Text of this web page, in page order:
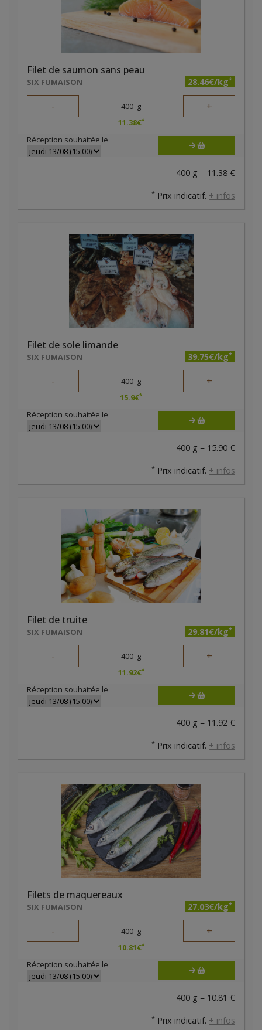
Filet de saumon sans peau
SIX FUMAISON 28.46€/kg*
- 400 g +
11.38€*
Réception souhaitée le
400 g = 11.38 €
* Prix indicatif. + infos
Filet de sole limande
SIX FUMAISON 39.75€/kg*
- 400 g +
15.9€*
Réception souhaitée le
400 g = 15.90 €
* Prix indicatif. + infos
Filet de truite
SIX FUMAISON 29.81€/kg*
- 400 g +
11.92€*
Réception souhaitée le
400 g = 11.92 €
* Prix indicatif. + infos
Filets de maquereaux
SIX FUMAISON 27.03€/kg*
- 400 g +
10.81€*
Réception souhaitée le
400 g = 10.81 €
* Prix indicatif. + infos